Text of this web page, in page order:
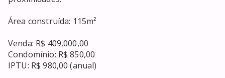
Área construída: 115m²
Venda: R$ 409,000,00
Condomínio: R$ 850,00
IPTU: R$ 980,00 (anual)